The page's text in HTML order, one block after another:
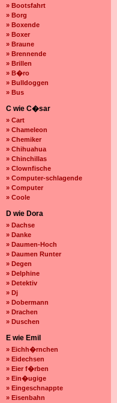
» Bootsfahrt
» Borg
» Boxende
» Boxer
» Braune
» Brennende
» Brillen
» B�ro
» Bulldoggen
» Bus
C wie C�sar
» Cart
» Chameleon
» Chemiker
» Chihuahua
» Chinchillas
» Clownfische
» Computer-schlagende
» Computer
» Coole
D wie Dora
» Dachse
» Danke
» Daumen-Hoch
» Daumen Runter
» Degen
» Delphine
» Detektiv
» Dj
» Dobermann
» Drachen
» Duschen
E wie Emil
» Eichh�rnchen
» Eidechsen
» Eier f�rben
» Ein�ugige
» Eingeschnappte
» Eisenbahn